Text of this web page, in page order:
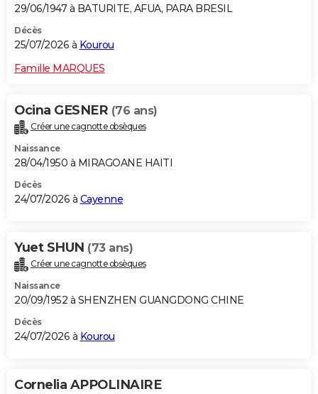
29/06/1947 à BATURITE, AFUA, PARA BRESIL
Décès
25/07/2026 à Kourou
Famille MARQUES
Ocina GESNER (76 ans)
Créer une cagnotte obsèques
Naissance
28/04/1950 à MIRAGOANE HAITI
Décès
24/07/2026 à Cayenne
Yuet SHUN (73 ans)
Créer une cagnotte obsèques
Naissance
20/09/1952 à SHENZHEN GUANGDONG CHINE
Décès
24/07/2026 à Kourou
Cornelia APPOLINAIRE